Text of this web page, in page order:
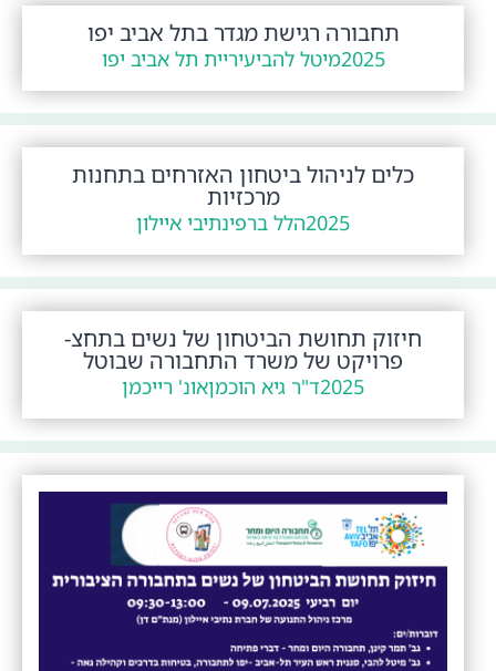
תחבורה רגישת מגדר בתל אביב יפו
2025מיטל להביעיריית תל אביב יפו
כלים לניהול ביטחון האזרחים בתחנות
מרכזיות
2025הלל ברפינתיבי איילון
חיזוק תחושת הביטחון של נשים בתחצ-
פרויקט של משרד התחבורה שבוטל
2025ד"ר גיא הוכמןאונ' רייכמן